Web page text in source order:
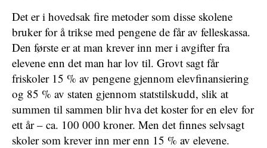
Det er i hovedsak fire metoder som disse skolene
bruker for å trikse med pengene de får av felleskassa.
Den første er at man krever inn mer i avgifter fra
elevene enn det man har lov til. Grovt sagt får
friskoler 15 % av pengene gjennom elevfinansiering
og 85 % av staten gjennom statstilskudd, slik at
summen til sammen blir hva det koster for en elev for
ett år – ca. 100 000 kroner. Men det finnes selvsagt
skoler som krever inn mer enn 15 % av elevene.